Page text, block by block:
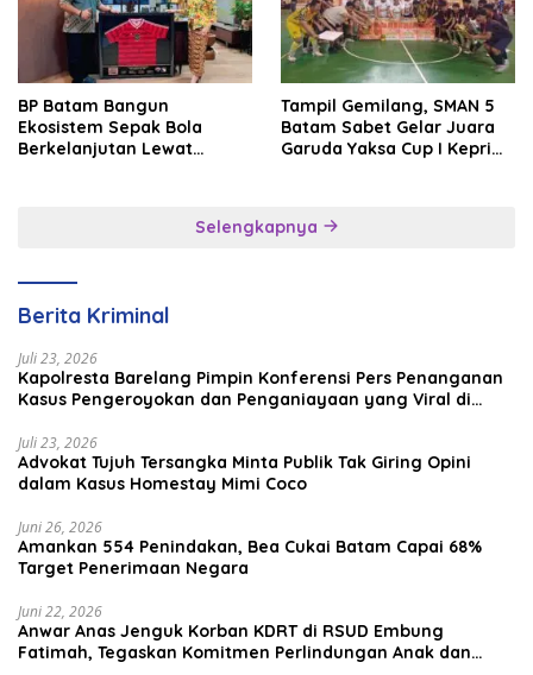
BP Batam Bangun
Ekosistem Sepak Bola
Berkelanjutan Lewat
Tampil Gemilang, SMAN 5
Batam Sabet Gelar Juara
Garuda Yaksa Cup I Kepri
Selengkapnya
Berita Kriminal
Juli 23, 2026
Kapolresta Barelang Pimpin Konferensi Pers Penanganan
Kasus Pengeroyokan dan Penganiayaan yang Viral di
Juli 23, 2026
Advokat Tujuh Tersangka Minta Publik Tak Giring Opini
dalam Kasus Homestay Mimi Coco
Juni 26, 2026
Amankan 554 Penindakan, Bea Cukai Batam Capai 68%
Target Penerimaan Negara
Juni 22, 2026
Anwar Anas Jenguk Korban KDRT di RSUD Embung
Fatimah, Tegaskan Komitmen Perlindungan Anak dan